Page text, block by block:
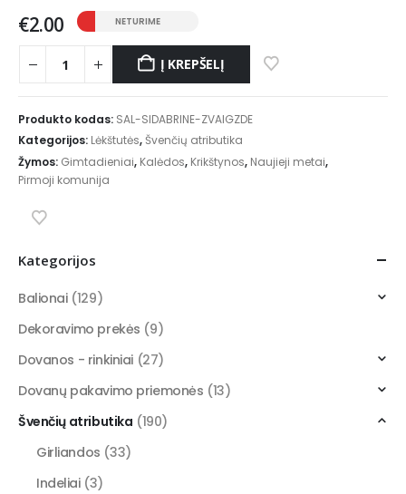
€2.00 NETURIME
Į KREPŠELĮ
Produkto kodas: SAL-SIDABRINE-ZVAIGZDE
Kategorijos: Lėkštutės,Švenčių atributika
Žymos: Gimtadieniai, Kalėdos, Krikštynos, Naujieji metai,
Pirmoji komunija
Kategorijos
Balionai (129)
Dekoravimo prekės (9)
Dovanos - rinkiniai (27)
Dovanų pakavimo priemonės (13)
Švenčių atributika (190)
Girliandos (33)
Indeliai (3)